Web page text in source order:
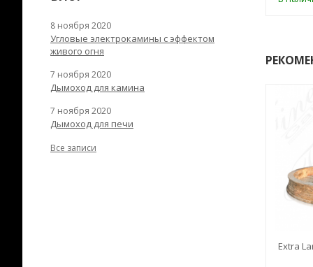
Extra
8 ноября 2020
Угловые электрокамины с эффектом
живого огня
7 ноября 2020
Дымоход для камина
7 ноября 2020
Дымоход для печи
Все записи